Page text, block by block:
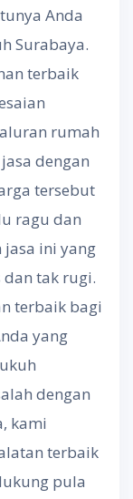
Anda
Surabaya.
terbaik
rumah
dengan
tersebut
ragu dan
ini yang
tak rugi.
terbaik bagi
yang
dengan
kami
terbaik
pula